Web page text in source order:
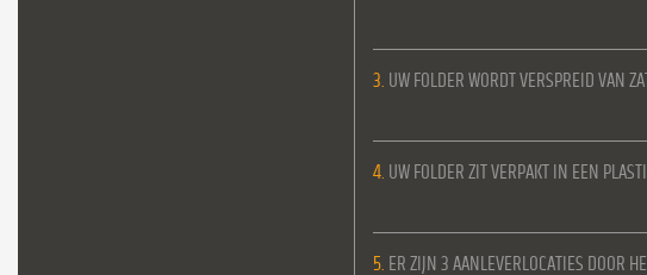
3. UW FOLDER WORDT VERSPREID VAN
4. UW FOLDER ZIT VERPAKT IN EEN
5. ER ZIJN 3 AANLEVERLOCATIES DOOR